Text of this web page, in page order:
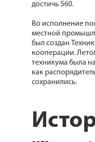
достичь 560.
Во исполнение
местной
был создан
кооперации.
техникума была
как
сохранились.